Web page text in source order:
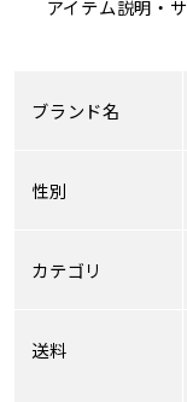
アイテム説明・
ブランド名
性別
カテゴリ
送料